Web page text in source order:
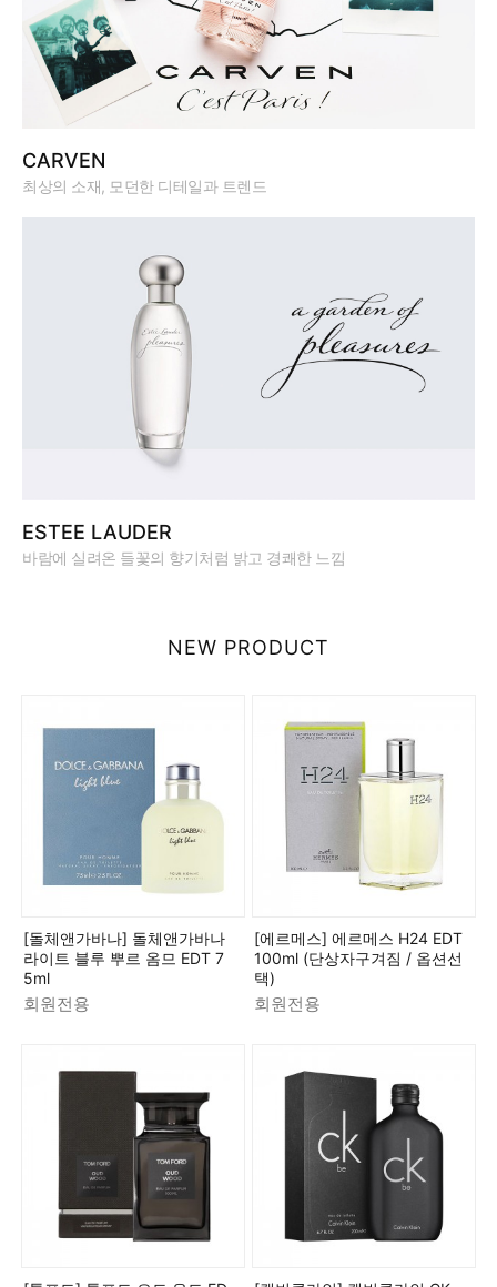
CARVEN
최상의 소재, 모던한 디테일과 트렌드
ESTEE LAUDER
바람에 실려온 들꽃의 향기처럼 밝고 경쾌한 느낌
NEW PRODUCT
[돌체앤가바나] 돌체앤가바나
라이트 블루 뿌르 옴므 EDT 7
5ml
회원전용
[에르메스] 에르메스 H24 EDT
100ml (단상자구겨짐 / 옵션선
택)
회원전용